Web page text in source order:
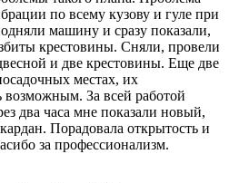
по всему кузову и гуле при
машину и сразу показали,
крестовины. Сняли, провели
и две крестовины. Еще две
местах, их
возможным. За всей работой
два часа мне показали новый,
Порадовала открытость и
за профессионализм.